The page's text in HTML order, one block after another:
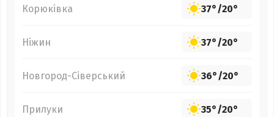
Корюківка 37°/20°
Ніжин 37°/20°
Новгород-Сіверський 36°/20°
Прилуки 35°/20°